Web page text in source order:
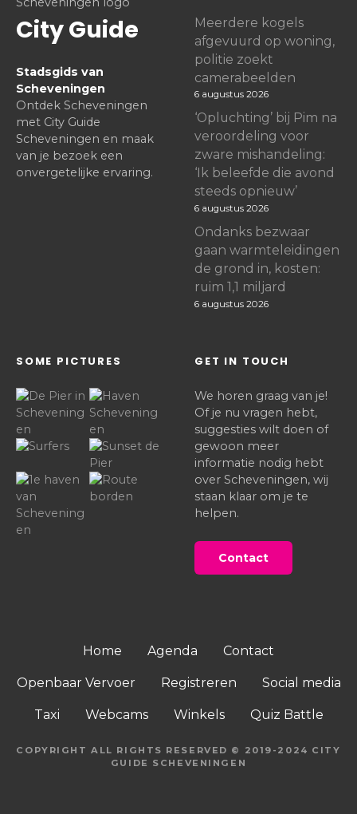
City Guide
Stadsgids van
Scheveningen
Ontdek Scheveningen
met City Guide
Scheveningen en maak
van je bezoek een
onvergetelijke ervaring.
Meerdere kogels
afgevuurd op woning,
politie zoekt
camerabeelden
6 augustus 2026
‘Opluchting’ bij Pim na
veroordeling voor
zware mishandeling:
‘Ik beleefde die avond
steeds opnieuw’
6 augustus 2026
Ondanks bezwaar
gaan warmteleidingen
de grond in, kosten:
ruim 1,1 miljard
6 augustus 2026
SOME PICTURES GET IN TOUCH
We horen graag van je!
Of je nu vragen hebt,
suggesties wilt doen of
gewoon meer
informatie nodig hebt
over Scheveningen, wij
staan klaar om je te
helpen.
Contact
Home Agenda Contact
Openbaar Vervoer Registreren Social media
Taxi Webcams Winkels Quiz Battle
COPYRIGHT ALL RIGHTS RESERVED © 2019-2024 CITY
GUIDE SCHEVENINGEN